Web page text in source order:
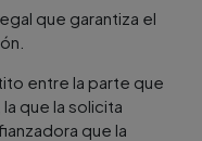
que garantiza el
entre la parte que
que la solicita
que la